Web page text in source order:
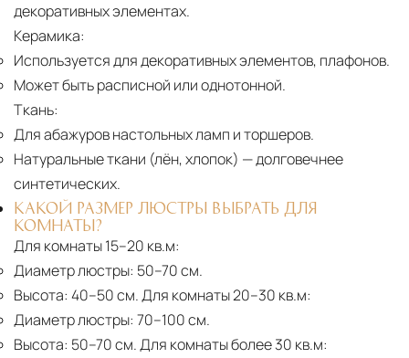
декоративных элементах.
Керамика:
Используется для декоративных элементов, плафонов.
Может быть расписной или однотонной.
Ткань:
Для абажуров настольных ламп и торшеров.
Натуральные ткани (лён, хлопок) — долговечнее
синтетических.
КАКОЙ РАЗМЕР ЛЮСТРЫ ВЫБРАТЬ ДЛЯ
КОМНАТЫ?
Для комнаты 15–20 кв.м:
Диаметр люстры: 50–70 см.
Высота: 40–50 см. Для комнаты 20–30 кв.м:
Диаметр люстры: 70–100 см.
Высота: 50–70 см. Для комнаты более 30 кв.м: